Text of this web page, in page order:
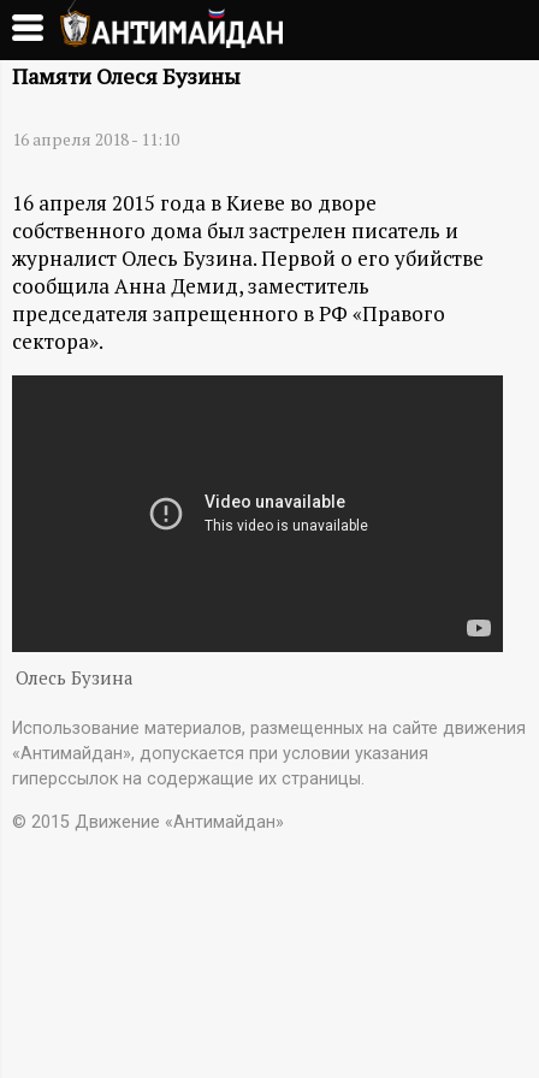
Перейти
основному
А
Н
Т
И
М
А
-
и
н
ф
Памяти Олеся Бузины
16 апреля 2018 - 11:10
16 апреля 2015 года в Киеве во дворе
собственного дома был застрелен писатель и
журналист Олесь Бузина. Первой о его убийстве
сообщила Анна Демид, заместитель
председателя запрещенного в РФ «Правого
сектора».
Олесь Бузина
Использование материалов, размещенных на сайте движения
«Антимайдан», допускается при условии указания
гиперссылок на содержащие их страницы.
© 2015 Движение «Антимайдан»